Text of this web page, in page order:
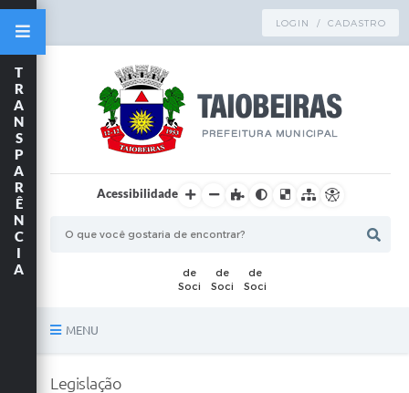
LOGIN / CADASTRO
Acessibilidade
MENU
T
R
A
N
S
P
A
R
Ê
N
C
I
A
Legislação